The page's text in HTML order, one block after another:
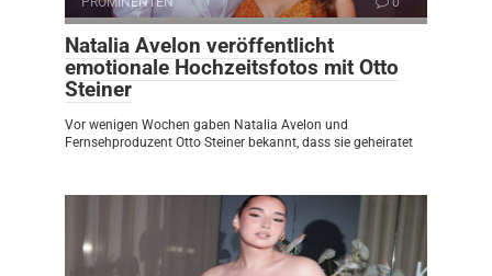
Natalia Avelon veröffentlicht
emotionale Hochzeitsfotos mit Otto
Steiner
Vor wenigen Wochen gaben Natalia Avelon und
Fernsehproduzent Otto Steiner bekannt, dass sie geheiratet